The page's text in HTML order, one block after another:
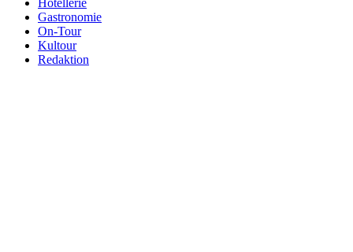
Gastronomie
On-Tour
Kultour
Redaktion